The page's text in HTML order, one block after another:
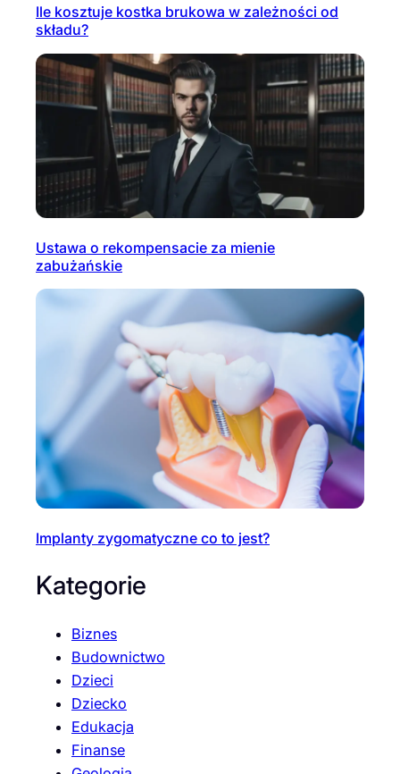
Ile kosztuje kostka brukowa w zależności od
składu?
Ustawa o rekompensacie za mienie
zabużańskie
Implanty zygomatyczne co to jest?
Kategorie
Biznes
Budownictwo
Dzieci
Dziecko
Edukacja
Finanse